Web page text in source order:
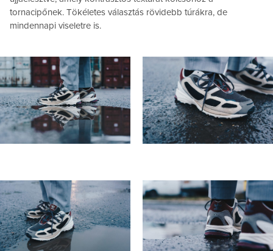
tornacipőnek. Tökéletes választás rövidebb túrákra, de
mindennapi viseletre is.